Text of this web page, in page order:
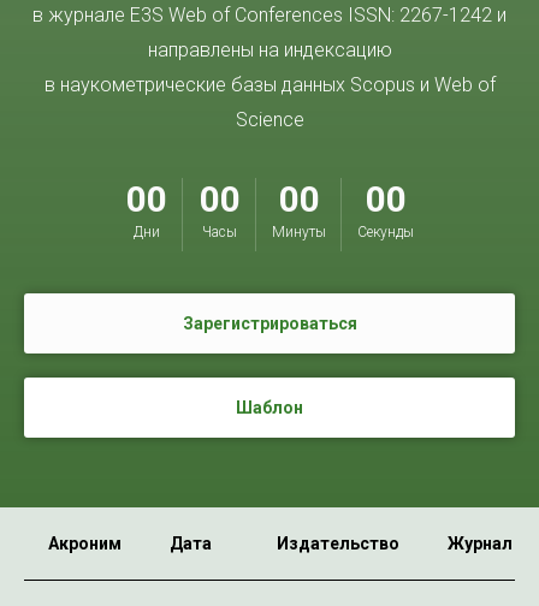
в журнале E3S Web of Conferences ISSN: 2267-1242 и
направлены на индексацию
в наукометрические базы данных Scopus и Web of
Science
00
Дни
00
Часы
00
Минуты
00
Секунды
Зарегистрироваться
Шаблон
Акроним Дата Издательство Журнал